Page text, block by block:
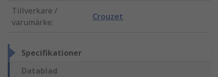
Tillverkare /
varumärke:
Crouzet
Specifikationer
Datablad